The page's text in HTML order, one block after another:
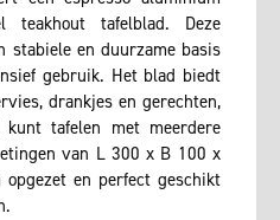
tafelblad. Deze
stabiele en duurzame basis
gebruik. Het blad biedt
drankjes en gerechten,
tafelen met meerdere
van L 300 x B 100 x
en perfect geschikt